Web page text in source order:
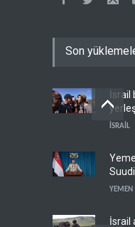
Son
İsrail
İSRAİL
YEMEN
İsrail